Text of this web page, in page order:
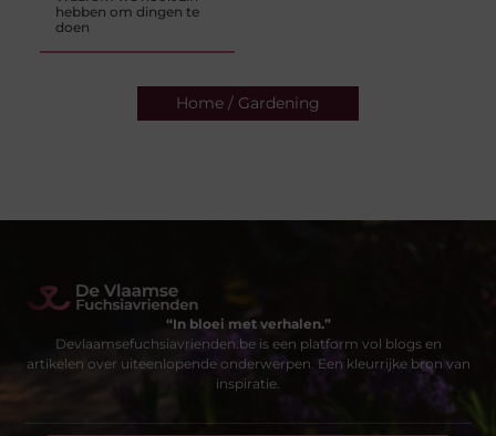
hebben om dingen te
doen
Home / Gardening
“In bloei met verhalen.”
Devlaamsefuchsiavrienden.be is een platform vol blogs en
artikelen over uiteenlopende onderwerpen. Een kleurrijke bron van
inspiratie.